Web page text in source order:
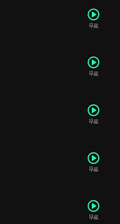
무료
무료
무료
무료
무료